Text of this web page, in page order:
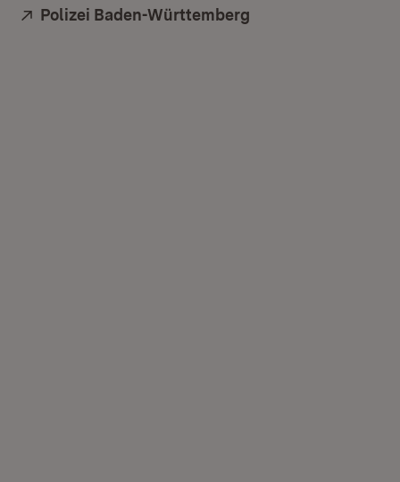
Extern:
Polizei Baden-Württemberg